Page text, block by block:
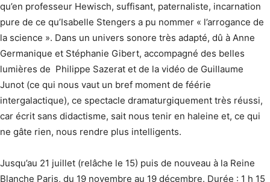
qu’en professeur Hewisch, suffisant, paternaliste, incarnation
pure de ce qu’Isabelle Stengers a pu nommer « l’arrogance de
la science ». Dans un univers sonore très adapté, dû à Anne
Germanique et Stéphanie Gibert, accompagné des belles
lumières de Philippe Sazerat et de la vidéo de Guillaume
Junot (ce qui nous vaut un bref moment de féérie
intergalactique), ce spectacle dramaturgiquement très réussi,
car écrit sans didactisme, sait nous tenir en haleine et, ce qui
ne gâte rien, nous rendre plus intelligents.
Jusqu’au 21 juillet (relâche le 15) puis de nouveau à la Reine
Blanche Paris, du 19 novembre au 19 décembre. Durée : 1 h 15